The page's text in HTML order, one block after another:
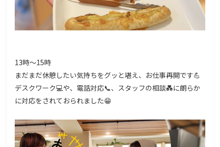
13時～15時
まだまだ休憩したい気持ちをグッと堪え、お仕事再開です💪
デスクワーク💻や、電話対応📞、スタッフの相談💑に朗らか
に対応をされておられました😁